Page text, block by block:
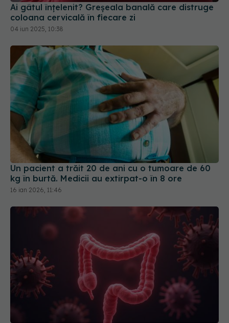
Ai gâtul înțelenit? Greșeala banală care distruge
coloana cervicală în fiecare zi
04 iun 2025, 10:38
Un pacient a trăit 20 de ani cu o tumoare de 60
kg în burtă. Medicii au extirpat-o în 8 ore
16 ian 2026, 11:46